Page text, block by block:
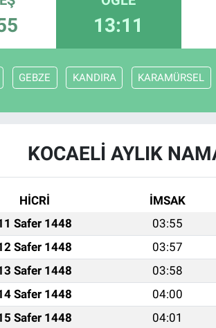
13:11
GEBZE KANDIRA KARAMÜRSEL
KOCAELİ AYLIK
HİCRİ İMSAK
Safer 1448 03:55
Safer 1448 03:57
Safer 1448 03:58
Safer 1448 04:00
Safer 1448 04:01